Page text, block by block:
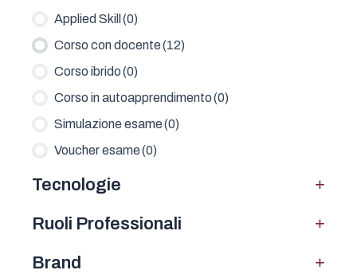
Applied Skill (0)
Corso con docente(12)
Corso ibrido(0)
Corso in autoapprendimento(0)
Simulazione esame(0)
Voucher esame(0)
Tecnologie +
Ruoli Professionali +
Brand +